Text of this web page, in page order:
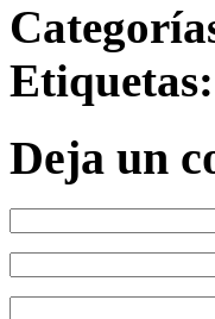
Etiquetas:
Deja un